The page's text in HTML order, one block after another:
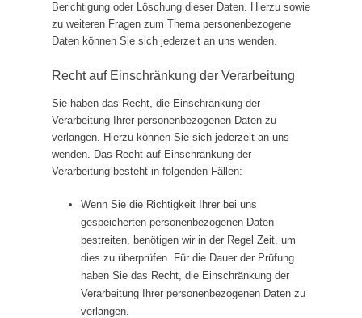
Berichtigung oder Löschung dieser Daten. Hierzu sowie
zu weiteren Fragen zum Thema personenbezogene
Daten können Sie sich jederzeit an uns wenden.
Recht auf Einschränkung der Verarbeitung
Sie haben das Recht, die Einschränkung der
Verarbeitung Ihrer personenbezogenen Daten zu
verlangen. Hierzu können Sie sich jederzeit an uns
wenden. Das Recht auf Einschränkung der
Verarbeitung besteht in folgenden Fällen:
Wenn Sie die Richtigkeit Ihrer bei uns
gespeicherten personenbezogenen Daten
bestreiten, benötigen wir in der Regel Zeit, um
dies zu überprüfen. Für die Dauer der Prüfung
haben Sie das Recht, die Einschränkung der
Verarbeitung Ihrer personenbezogenen Daten zu
verlangen.